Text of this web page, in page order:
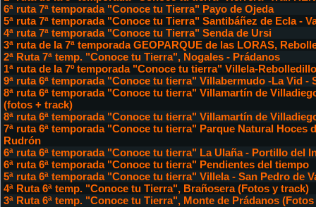
6ª ruta 7ª temporada "Conoce tu Tierra" Payo de Ojeda
5ª ruta 7ª temporada "Conoce tu Tierra" Santibáñez de Ecla -
4ª ruta 7ª temporada "Conoce tu Tierra" Senda de Ursi
3ª ruta de la 7ª temporada GEOPARQUE de las LORAS,
2ª Ruta 7ª temp. "Conoce tu Tierra", Nogales - Prádanos
1ª ruta de la 7º temporada "Conoce tu tierra" Villela-
9ª ruta 6ª temporada "Conoce tu tierra" Villabermudo -La Vid -
8ª ruta 6ª temporada "Conoce tu tierra" Villamartín de
(fotos + track)
8ª ruta 6ª temporada "Conoce tu tierra" Villamartín de
7ª ruta 6ª temporada "Conoce tu tierra" Parque Natural Hoces
Rudrón
6ª ruta 6ª temporada "Conoce tu tierra" La Ulaña - Portillo del
6ª ruta 6ª temporada "Conoce tu tierra" Pendientes del tiempo
5ª ruta 6ª temporada "Conoce tu tierra" Villela - San Pedro de
4ª Ruta 6ª temp. "Conoce tu Tierra", Brañosera (Fotos y track)
3ª Ruta 6ª temp. "Conoce tu Tierra", Monte de Prádanos